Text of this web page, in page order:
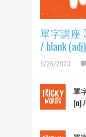
單字講座
/ blank
6/26/2023
單
(n)